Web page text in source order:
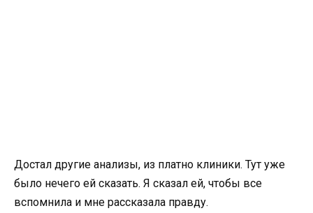
Достал другие анализы, из платно клиники. Тут уже
было нечего ей сказать. Я сказал ей, чтобы все
вспомнила и мне рассказала правду.